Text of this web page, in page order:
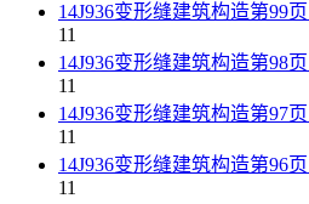
14J936变形缝建筑构造第99
11
14J936变形缝建筑构造第98
11
14J936变形缝建筑构造第97
11
14J936变形缝建筑构造第96
11